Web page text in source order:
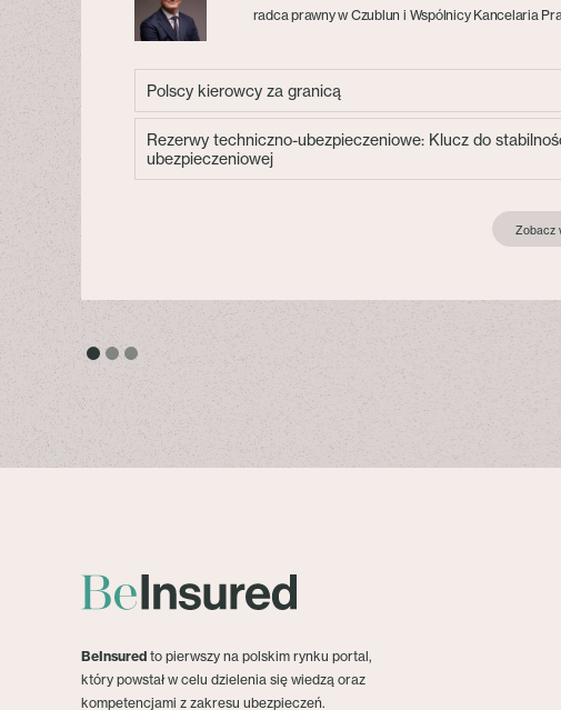
radca prawny w Czublun i Wspólnicy Kancelaria
Polscy kierowcy za granicą
Rezerwy techniczno-ubezpieczeniowe: Klucz do
ubezpieczeniowej
Zobacz
BeInsured to pierwszy na polskim rynku portal,
który powstał w celu dzielenia się wiedzą oraz
kompetencjami z zakresu ubezpieczeń.